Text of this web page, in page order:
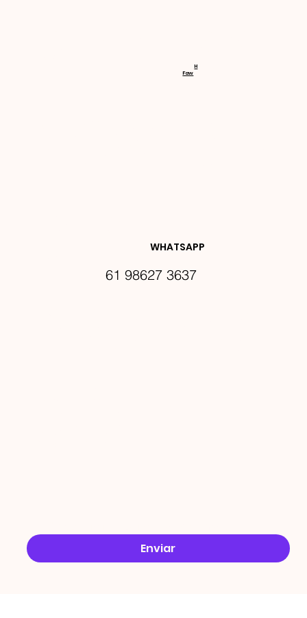
RECEBA
DES E
Enviar
WHATSAPP
61 98627 3637
Faw
H